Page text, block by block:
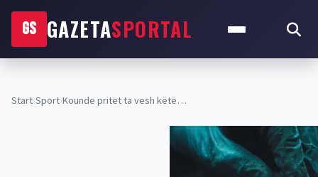
GS GAZETASPORTAL
Start›Sport›Kounde pritet ta vesh këtë…